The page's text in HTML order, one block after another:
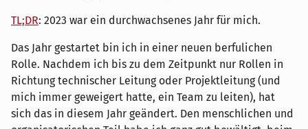
TL;DR: 2023 war ein durchwachsenes Jahr für mich.
Das Jahr gestartet bin ich in einer neuen berfulichen
Rolle. Nachdem ich bis zu dem Zeitpunkt nur Rollen in
Richtung technischer Leitung oder Projektleitung (und
mich immer geweigert hatte, ein Team zu leiten), hat
sich das in diesem Jahr geändert. Den menschlichen und